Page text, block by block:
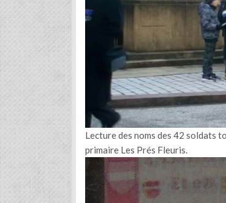
Lecture des noms des 42 soldats
primaire Les Prés Fleuris.